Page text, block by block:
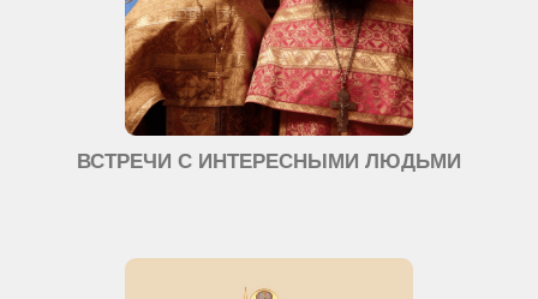
ВСТРЕЧИ С ИНТЕРЕСНЫМИ ЛЮДЬМИ